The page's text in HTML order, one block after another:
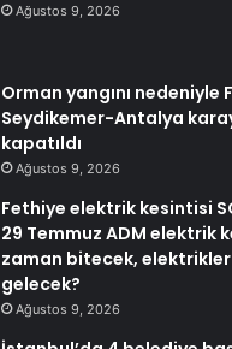
Ağustos 9, 2026
Orman yangını nedeniyle
Seydikemer-Antalya
kapatıldı
Ağustos 9, 2026
Fethiye elektrik kesintisi
29 Temmuz ADM elektrik
zaman bitecek,
gelecek?
Ağustos 9, 2026